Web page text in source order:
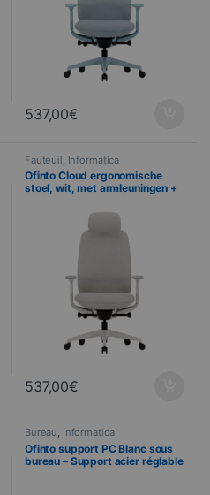
537,00€
Fauteuil Informatica
Ofinto Cloud ergonomische
stoel, wit, met armleuningen +
537,00€
Bureau, Informatica
Ofinto support PC Blanc sous
bureau – Support acier réglable